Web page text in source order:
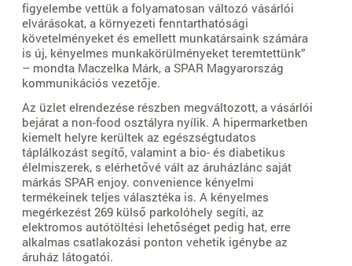
figyelembe vettük a folyamatosan változó vásárlói
elvárásokat, a környezeti fenntarthatósági
követelményeket és emellett munkatársaink számára
is új, kényelmes munkakörülményeket teremtettünk”
– mondta Maczelka Márk, a SPAR Magyarország
kommunikációs vezetője.
Az üzlet elrendezése részben megváltozott, a vásárlói
bejárat a non-food osztályra nyílik. A hipermarketben
kiemelt helyre kerültek az egészségtudatos
táplálkozást segítő, valamint a bio- és diabetikus
élelmiszerek, s elérhetővé vált az áruházlánc saját
márkás SPAR enjoy. convenience kényelmi
termékeinek teljes választéka is. A kényelmes
megérkezést 269 külső parkolóhely segíti, az
elektromos autótöltési lehetőséget pedig hat, erre
alkalmas csatlakozási ponton vehetik igénybe az
áruház látogatói.